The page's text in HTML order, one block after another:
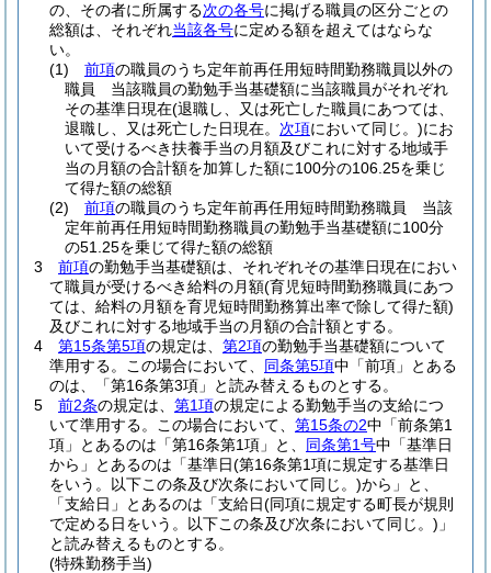
の、その者に所属する次の各号に掲げる職員の区分ごとの
総額は、それぞれ当該各号に定める額を超えてはならな
い。
(1)
前項の職員のうち定年前再任用短時間勤務職員以外の
職員 当該職員の勤勉手当基礎額に当該職員がそれぞれ
その基準日現在(退職し、又は死亡した職員にあつては、
退職し、又は死亡した日現在。 次項において同じ。)にお
いて受けるべき扶養手当の月額及びこれに対する地域手
当の月額の合計額を加算した額に100分の106.25を乗じ
て得た額の総額
(2)
前項の職員のうち定年前再任用短時間勤務職員 当該
定年前再任用短時間勤務職員の勤勉手当基礎額に100分
の51.25を乗じて得た額の総額
3
前項の勤勉手当基礎額は、それぞれその基準日現在におい
て職員が受けるべき給料の月額(育児短時間勤務職員にあつ
ては、給料の月額を育児短時間勤務算出率で除して得た額)
及びこれに対する地域手当の月額の合計額とする。
4
第15条第5項の規定は、 第2項の勤勉手当基礎額について
準用する。
この場合において、 同条第5項中「前項」とある
のは、「第16条第3項」と読み替えるものとする。
5
前2条の規定は、 第1項の規定による勤勉手当の支給につ
いて準用する。
この場合において、 第15条の2中「前条第1
項」とあるのは「第16条第1項」と、 同条第1号中「基準日
から」とあるのは「基準日(第16条第1項に規定する基準日
をいう。以下この条及び次条において同じ。)から」と、
「支給日」とあるのは「支給日(同項に規定する町長が規則
で定める日をいう。以下この条及び次条において同じ。) 」
と読み替えるものとする。
(特殊勤務手当)